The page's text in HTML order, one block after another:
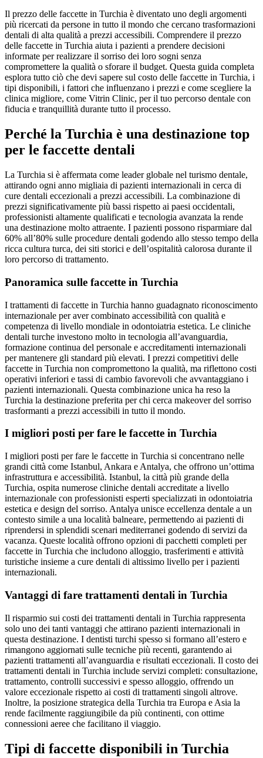
Il prezzo delle faccette in Turchia è diventato uno degli argomenti
più ricercati da persone in tutto il mondo che cercano trasformazioni
dentali di alta qualità a prezzi accessibili. Comprendere il prezzo
delle faccette in Turchia aiuta i pazienti a prendere decisioni
informate per realizzare il sorriso dei loro sogni senza
compromettere la qualità o sforare il budget. Questa guida completa
esplora tutto ciò che devi sapere sul costo delle faccette in Turchia, i
tipi disponibili, i fattori che influenzano i prezzi e come scegliere la
clinica migliore, come Vitrin Clinic, per il tuo percorso dentale con
fiducia e tranquillità durante tutto il processo.
Perché la Turchia è una destinazione top
per le faccette dentali
La Turchia si è affermata come leader globale nel turismo dentale,
attirando ogni anno migliaia di pazienti internazionali in cerca di
cure dentali eccezionali a prezzi accessibili. La combinazione di
prezzi significativamente più bassi rispetto ai paesi occidentali,
professionisti altamente qualificati e tecnologia avanzata la rende
una destinazione molto attraente. I pazienti possono risparmiare dal
60% all’80% sulle procedure dentali godendo allo stesso tempo della
ricca cultura turca, dei siti storici e dell’ospitalità calorosa durante il
loro percorso di trattamento.
Panoramica sulle faccette in Turchia
I trattamenti di faccette in Turchia hanno guadagnato riconoscimento
internazionale per aver combinato accessibilità con qualità e
competenza di livello mondiale in odontoiatria estetica. Le cliniche
dentali turche investono molto in tecnologia all’avanguardia,
formazione continua del personale e accreditamenti internazionali
per mantenere gli standard più elevati. I prezzi competitivi delle
faccette in Turchia non compromettono la qualità, ma riflettono costi
operativi inferiori e tassi di cambio favorevoli che avvantaggiano i
pazienti internazionali. Questa combinazione unica ha reso la
Turchia la destinazione preferita per chi cerca makeover del sorriso
trasformanti a prezzi accessibili in tutto il mondo.
I migliori posti per fare le faccette in Turchia
I migliori posti per fare le faccette in Turchia si concentrano nelle
grandi città come Istanbul, Ankara e Antalya, che offrono un’ottima
infrastruttura e accessibilità. Istanbul, la città più grande della
Turchia, ospita numerose cliniche dentali accreditate a livello
internazionale con professionisti esperti specializzati in odontoiatria
estetica e design del sorriso. Antalya unisce eccellenza dentale a un
contesto simile a una località balneare, permettendo ai pazienti di
riprendersi in splendidi scenari mediterranei godendo di servizi da
vacanza. Queste località offrono opzioni di pacchetti completi per
faccette in Turchia che includono alloggio, trasferimenti e attività
turistiche insieme a cure dentali di altissimo livello per i pazienti
internazionali.
Vantaggi di fare trattamenti dentali in Turchia
Il risparmio sui costi dei trattamenti dentali in Turchia rappresenta
solo uno dei tanti vantaggi che attirano pazienti internazionali in
questa destinazione. I dentisti turchi spesso si formano all’estero e
rimangono aggiornati sulle tecniche più recenti, garantendo ai
pazienti trattamenti all’avanguardia e risultati eccezionali. Il costo dei
trattamenti dentali in Turchia include servizi completi: consultazione,
trattamento, controlli successivi e spesso alloggio, offrendo un
valore eccezionale rispetto ai costi di trattamenti singoli altrove.
Inoltre, la posizione strategica della Turchia tra Europa e Asia la
rende facilmente raggiungibile da più continenti, con ottime
connessioni aeree che facilitano il viaggio.
Tipi di faccette disponibili in Turchia